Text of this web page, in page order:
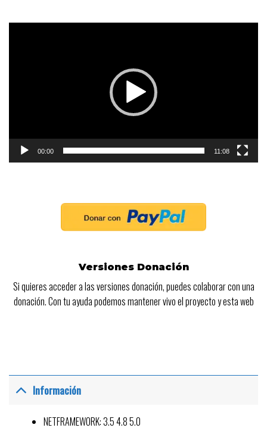
00:00 11:08
Versiones Donación
Si quieres acceder a las versiones donación, puedes colaborar con una
donación. Con tu ayuda podemos mantener vivo el proyecto y esta web
Información
NETFRAMEWORK: 3.5 4.8 5.0